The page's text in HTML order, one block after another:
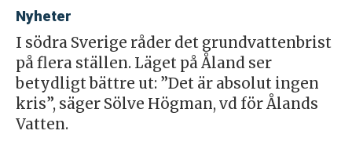
Nyheter
I södra Sverige råder det grundvattenbrist
på flera ställen. Läget på Åland ser
betydligt bättre ut: ”Det är absolut ingen
kris”, säger Sölve Högman, vd för Ålands
Vatten.